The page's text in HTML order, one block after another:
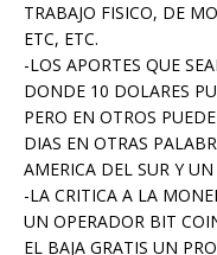
TRABAJO FISICO, DE
ETC, ETC.
-LOS APORTES QUE
DONDE 10 DOLARES
PERO EN OTROS
DIAS EN OTRAS
AMERICA DEL SUR Y UN
-LA CRITICA A LA
UN OPERADOR BIT
EL BAJA GRATIS UN